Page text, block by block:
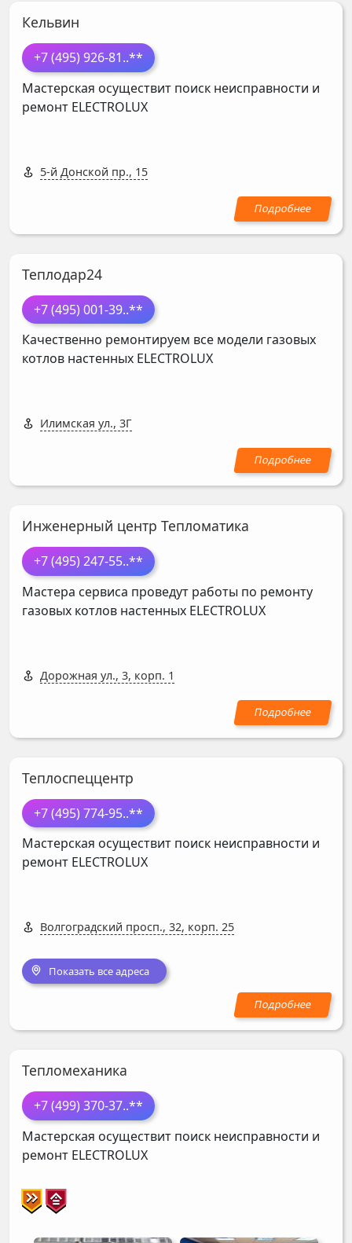
Кельвин
+7 (495) 926-81..**
Мастерская осуществит поиск неисправности и
ремонт ELECTROLUX
5-й Донской пр., 15
Теплодар24
+7 (495) 001-39..**
Качественно ремонтируем все модели газовых
котлов настенных ELECTROLUX
Илимская ул., 3Г
Инженерный центр Тепломатика
+7 (495) 247-55..**
Мастера сервиса проведут работы по ремонту
газовых котлов настенных ELECTROLUX
Дорожная ул., 3, корп. 1
Теплоспеццентр
+7 (495) 774-95..**
Мастерская осуществит поиск неисправности и
ремонт ELECTROLUX
Волгоградский просп., 32, корп. 25
Показать все адреса
Тепломеханика
+7 (499) 370-37..**
Мастерская осуществит поиск неисправности и
ремонт ELECTROLUX